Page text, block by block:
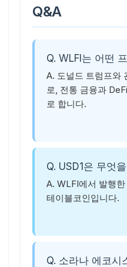
Q&A
Q. WLFI는 어떤
A. 도널드 트럼프와
로, 전통 금융과
로 합니다.
Q. USD1은 무엇
A. WLFI에서 발행
테이블코인입니다.
Q. 소라나 에코시